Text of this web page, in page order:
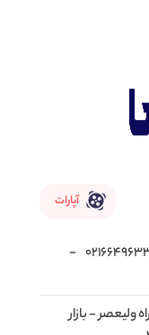
آپارات
-
ولیعصر - بازار